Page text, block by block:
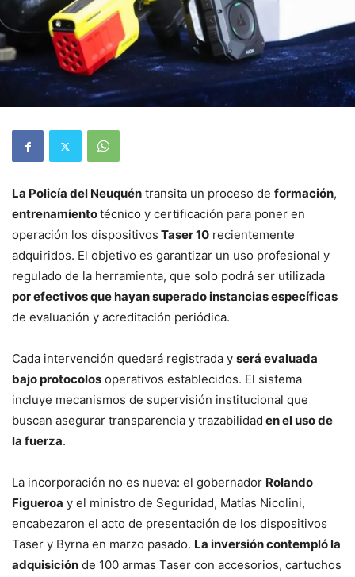
La Policía del Neuquén transita un proceso de formación,
entrenamientotécnico y certificación para poner en
operación los dispositivos Taser 10 recientemente
adquiridos. El objetivo es garantizar un uso profesional y
regulado de la herramienta, que solo podrá ser utilizada
por efectivos que hayan superado instancias específicas
de evaluación y acreditación periódica.
Cada intervención quedará registrada y será evaluada
bajo protocolos operativos establecidos. El sistema
incluye mecanismos de supervisión institucional que
buscan asegurar transparencia y trazabilidad en el uso de
la fuerza.
La incorporación no es nueva: el gobernador Rolando
Figueroa y el ministro de Seguridad, Matías Nicolini,
encabezaron el acto de presentación de los dispositivos
Taser y Byrna en marzo pasado. La inversión contempló la
adquisición de 100 armas Taser con accesorios, cartuchos